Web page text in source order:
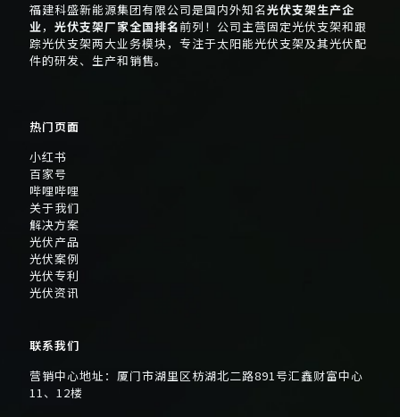
福建科盛新能源集团有限公司是国内外知名光伏支架生产企
业， 光伏支架厂家全国排名前列！公司主营固定光伏支架和跟
踪光伏支架两大业务模块，专注于太阳能光伏支架及其光伏配
件的研发、生产和销售。
热门页面
小红书
百家号
哔哩哔哩
关于我们
解决方案
光伏产品
光伏案例
光伏专利
光伏资讯
联系我们
营销中心地址：厦门市湖里区枋湖北二路891号汇鑫财富中心
11、12楼